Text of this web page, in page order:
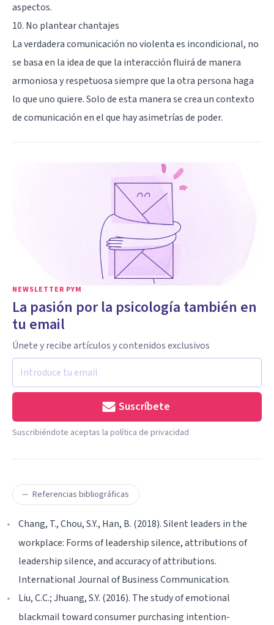
aspectos.
10. No plantear chantajes
La verdadera comunicación no violenta es incondicional, no
se basa en la idea de que la interacción fluirá de manera
armoniosa y respetuosa siempre que la otra persona haga
lo que uno quiere. Solo de esta manera se crea un contexto
de comunicación en el que hay asimetrías de poder.
NEWSLETTER PYM
La pasión por la psicología también en
tu email
Únete y recibe artículos y contenidos exclusivos
Suscríbete
Suscribiéndote aceptas la política de privacidad
Referencias bibliográficas
Chang, T., Chou, S.Y., Han, B. (2018). Silent leaders in the
workplace: Forms of leadership silence, attributions of
leadership silence, and accuracy of attributions.
International Journal of Business Communication.
Liu, C.C.; Jhuang, S.Y. (2016). The study of emotional
blackmail toward consumer purchasing intention-